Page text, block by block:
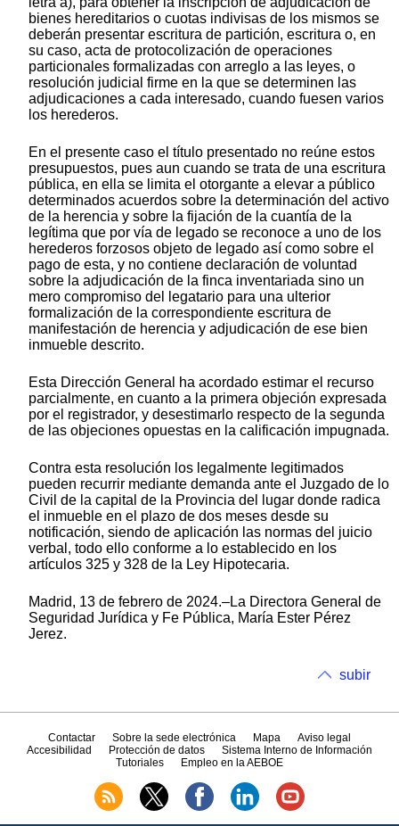
bienes hereditarios o cuotas indivisas de los mismos se
deberán presentar escritura de partición, escritura o, en
su caso, acta de protocolización de operaciones
particionales formalizadas con arreglo a las leyes, o
resolución judicial firme en la que se determinen las
adjudicaciones a cada interesado, cuando fuesen varios
los herederos.
En el presente caso el título presentado no reúne estos
presupuestos, pues aun cuando se trata de una escritura
pública, en ella se limita el otorgante a elevar a público
determinados acuerdos sobre la determinación del activo
de la herencia y sobre la fijación de la cuantía de la
legítima que por vía de legado se reconoce a uno de los
herederos forzosos objeto de legado así como sobre el
pago de esta, y no contiene declaración de voluntad
sobre la adjudicación de la finca inventariada sino un
mero compromiso del legatario para una ulterior
formalización de la correspondiente escritura de
manifestación de herencia y adjudicación de ese bien
inmueble descrito.
Esta Dirección General ha acordado estimar el recurso
parcialmente, en cuanto a la primera objeción expresada
por el registrador, y desestimarlo respecto de la segunda
de las objeciones opuestas en la calificación impugnada.
Contra esta resolución los legalmente legitimados
pueden recurrir mediante demanda ante el Juzgado de lo
Civil de la capital de la Provincia del lugar donde radica
el inmueble en el plazo de dos meses desde su
notificación, siendo de aplicación las normas del juicio
verbal, todo ello conforme a lo establecido en los
artículos 325 y 328 de la Ley Hipotecaria.
Madrid, 13 de febrero de 2024.–La Directora General de
Seguridad Jurídica y Fe Pública, María Ester Pérez
Jerez.
subir
Contactar Sobre la sede electrónica Mapa
Aviso legal
Accesibilidad
Protección de datos
Sistema Interno de Información
Tutoriales
Empleo en la AEBOE